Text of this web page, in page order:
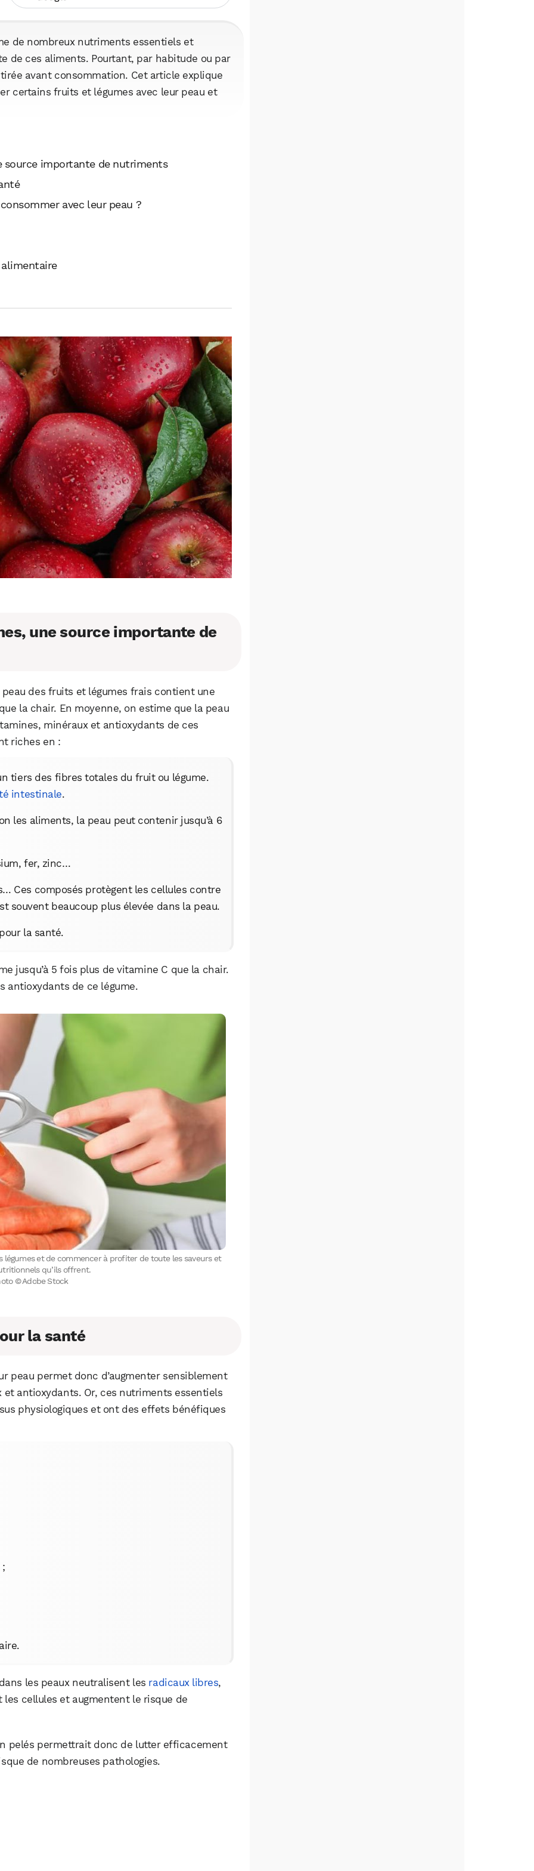
de nombreux nutriments essentiels et
de ces aliments. Pourtant, par habitude ou par
avant consommation. Cet article explique
certains fruits et légumes avec leur peau et
source importante de nutriments
avec leur peau ?
alimentaire
une source importante de
des fruits et légumes frais contient une
la chair. En moyenne, on estime que la peau
minéraux et antioxydants de ces
riches en :
tiers des fibres totales du fruit ou légume.
intestinale.
les aliments, la peau peut contenir jusqu’à 6
fer, zinc…
Ces composés protègent les cellules contre
souvent beaucoup plus élevée dans la peau.
la santé.
jusqu’à 5 fois plus de vitamine C que la chair.
de ce légume.
légumes et de commencer à profiter de toute les saveurs et
qu’ils offrent.
© Adobe Stock
la santé
peau permet donc d’augmenter sensiblement
antioxydants. Or, ces nutriments essentiels
physiologiques et ont des effets bénéfiques
;
les peaux neutralisent les radicaux libres,
cellules et augmentent le risque de
pelés permettrait donc de lutter efficacement
de nombreuses pathologies.